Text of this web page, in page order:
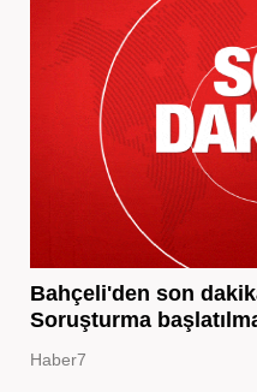
Bahçeli'den son
Soruşturma
Haber7